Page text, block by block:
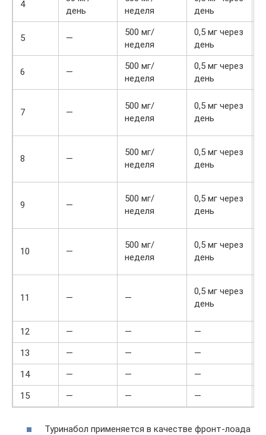
4
день
неделя
день
5 —
500 мг/
неделя
0,5 мг через
день
6 —
500 мг/
неделя
0,5 мг через
день
7 —
500 мг/
неделя
0,5 мг через
день
8 —
500 мг/
неделя
0,5 мг через
день
9 —
500 мг/
неделя
0,5 мг через
день
10 —
500 мг/
неделя
0,5 мг через
день
11 — —
0,5 мг через
день
12
— — —
13
— — —
14
— — —
15
— — —
Туринабол применяется в качестве фронт-лоада